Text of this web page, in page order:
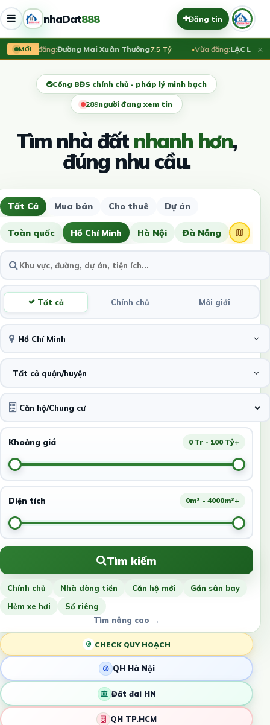
nhaDat888 Đăng tin
MỚI
Vừa đăng:Đường Mai Xuân Thưởng7.5 Tỷ Vừa đăng:LẠC LONG
×
Cổng BĐS chính chủ - pháp lý minh bạch
291người đang xem tin
Tìm nhà đấtnhanh hơn,
đúng nhu cầu.
Tất Cả Mua bán Cho thuê Dự án
Toàn quốc Hồ Chí Minh Hà Nội Đà Nẵng
Tất cả Chính chủ Môi giới
Hồ Chí Minh
Tất cả quận/huyện
Khoảng giá 0 Tr - 100 Tỷ+
Diện tích 0m² - 4000m²+
Tìm kiếm
Chính chủ Nhà dòng tiền Căn hộ mới
Gần sân bay
Hẻm xe hơi
Sổ riêng
Tìm nâng cao →
CHECK QUY HOẠCH
QH Hà Nội
Đất đai HN
QH TP.HCM